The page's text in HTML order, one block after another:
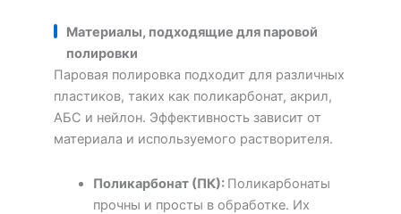
Материалы, подходящие для паровой
полировки
Паровая полировка подходит для различных
пластиков, таких как поликарбонат, акрил,
АБС и нейлон. Эффективность зависит от
материала и используемого растворителя.
Поликарбонат (ПК): Поликарбонаты
прочны и просты в обработке. Их